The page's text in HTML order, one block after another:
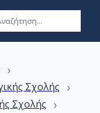
›
Σχολής ›
Σχολής ›